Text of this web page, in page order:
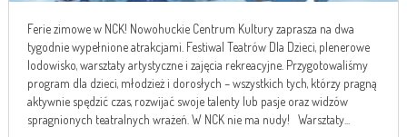
Ferie zimowe w NCK! Nowohuckie Centrum Kultury zaprasza na dwa
tygodnie wypełnione atrakcjami. Festiwal Teatrów Dla Dzieci, plenerowe
lodowisko, warsztaty artystyczne i zajęcia rekreacyjne. Przygotowaliśmy
program dla dzieci, młodzież i dorosłych – wszystkich tych, którzy pragną
aktywnie spędzić czas, rozwijać swoje talenty lub pasje oraz widzów
spragnionych teatralnych wrażeń. W NCK nie ma nudy! Warsztaty...